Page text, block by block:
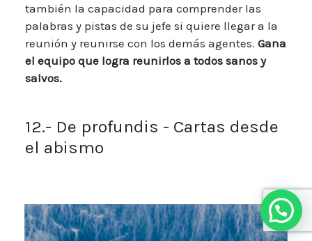
también la capacidad para comprender las
palabras y pistas de su jefe si quiere llegar a la
reunión y reunirse con los demás agentes. Gana
el equipo que logra reunirlos a todos sanos y
salvos.
12.- De profundis - Cartas desde
el abismo
Hola, ¿en qué te puedo ayudar?